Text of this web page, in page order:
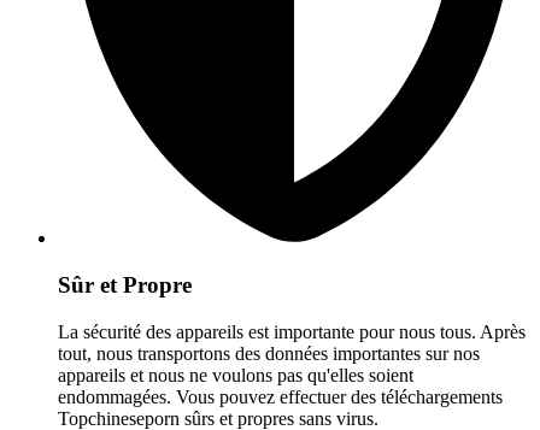
Sûr et Propre
La sécurité des appareils est importante pour nous tous. Après
tout, nous transportons des données importantes sur nos
appareils et nous ne voulons pas qu'elles soient
endommagées. Vous pouvez effectuer des téléchargements
Topchineseporn sûrs et propres sans virus.